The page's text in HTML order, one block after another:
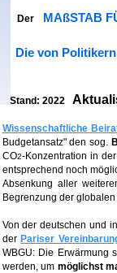
Der MAßSTAB
Die von Politikern
Stand: 2022
Wissenschaftliche
Budgetansatz" den sog.
CO2-Konzentration in
entsprechend noch
Absenkung aller
Begrenzung der
Von der deutschen und
derPariser
WBGU: Die Erwärmung
werden, um möglichst